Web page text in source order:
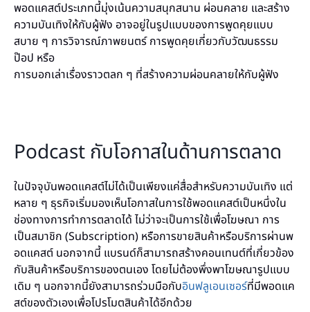
พอดแคสต์ประเภทนี้มุ่งเน้นความสนุกสนาน ผ่อนคลาย และสร้าง
ความบันเทิงให้กับผู้ฟัง อาจอยู่ในรูปแบบของการพูดคุยแบบ
สบาย ๆ การวิจารณ์ภาพยนตร์ การพูดคุยเกี่ยวกับวัฒนธรรม
ป๊อป หรือ
การบอกเล่าเรื่องราวตลก ๆ ที่สร้างความผ่อนคลายให้กับผู้ฟัง
Podcast กับโอกาสในด้านการตลาด
ในปัจจุบันพอดแคสต์ไม่ได้เป็นเพียงแค่สื่อสำหรับความบันเทิง แต่
หลาย ๆ ธุรกิจเริ่มมองเห็นโอกาสในการใช้พอดแคสต์เป็นหนึ่งใน
ช่องทางการทำการตลาดได้ ไม่ว่าจะเป็นการใช้เพื่อโฆษณา การ
เป็นสมาชิก (Subscription) หรือการขายสินค้าหรือบริการผ่านพ
อดแคสต์ นอกจากนี้ แบรนด์ก็สามารถสร้างคอนเทนต์ที่เกี่ยวข้อง
กับสินค้าหรือบริการของตนเอง โดยไม่ต้องพึ่งพาโฆษณารูปแบบ
เดิม ๆ นอกจากนี้ยังสามารถร่วมมือกับอินฟลูเอนเซอร์ที่มีพอดแค
สต์ของตัวเองเพื่อโปรโมตสินค้าได้อีกด้วย